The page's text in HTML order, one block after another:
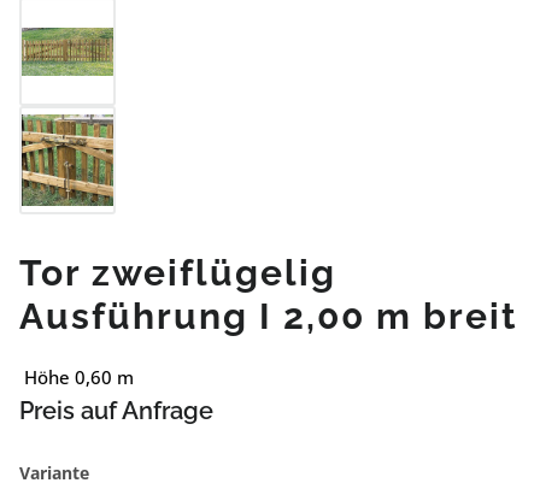
Tor zweiflügelig
Ausführung I 2,00 m breit
Höhe 0,60 m
Preis auf Anfrage
Varianteauswählen